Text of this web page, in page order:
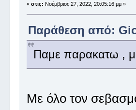
« στις: Νοέμβριος 27, 2022, 20:05:16 μμ »
Παράθεση από:
Παμε παρακατω ,
Με όλο τον